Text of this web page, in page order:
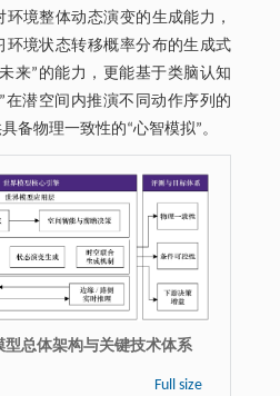
境整体动态演变的生成能力，
环境状态转移概率分布的生成式
来”的能力，更能基于类脑认知
在潜空间内推演不同动作序列的
备物理一致性的“心智模拟”。
型总体架构与关键技术体系
Full size